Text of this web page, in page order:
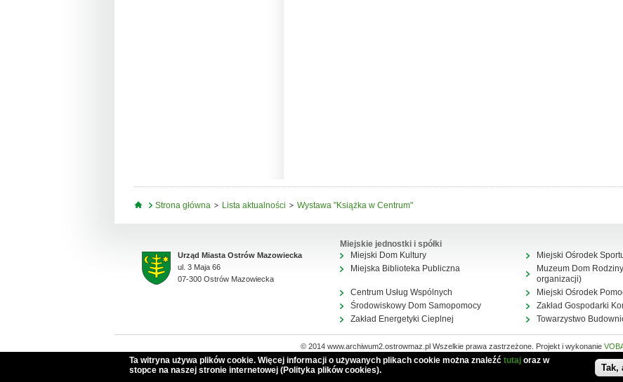
Jesteś tutaj
Strona główna Lista aktualności Wystawa "Książka w Centrum"
Urząd Miasta Ostrów Mazowiecka
ul. 3 Maja 66
07-300 Ostrów Mazowiecka
Miejskie jednostki i spółki
Miejski Dom Kultury
Miejski Ośrodek
Miejska Biblioteka Publiczna
Muzeum Dom
organizacji)
Centrum Usług Wspólnych
Miejski Ośrodek
Środowiskowy Dom Samopomocy
Zakład Gospodarki
Zakład Energetyki Cieplnej
Towarzystwo
© 2014 www.archiwum2.ostrowmaz.pl Wszelkie prawa zastrzeżone. Projekt i wykonanie
Mapa serwisu
Ta witryna używa plików cookie. Więcej informacji o używanych plikach cookie można znaleźć tutaj oraz w
stopce na naszej stronie internetowej (Polityka plików cookies).
Tak,